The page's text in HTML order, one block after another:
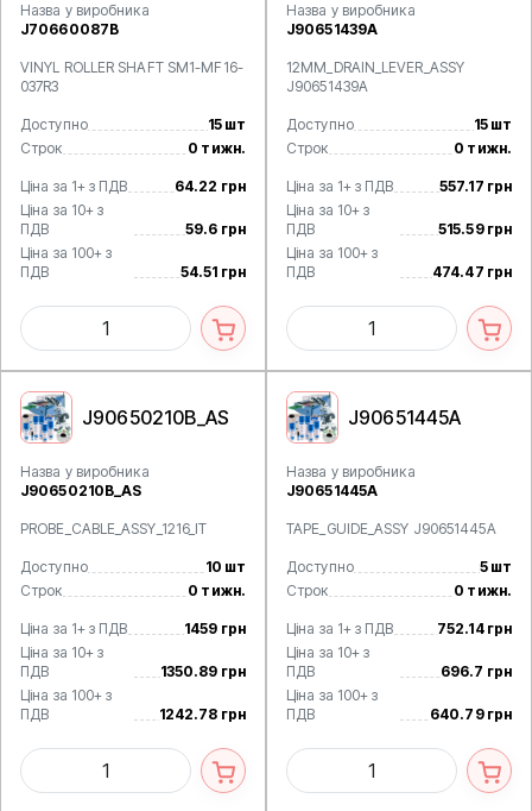
Назва у виробника
J70660087B
VINYL ROLLER SHAFT SM1-MF16-
037R3
Доступно
15 шт
Строк
0 тижн.
Ціна за 1+ з ПДВ
64.22 грн
Ціна за 10+ з
ПДВ
59.6 грн
Ціна за 100+ з
ПДВ
54.51 грн
Назва у виробника
J90651439A
12MM_DRAIN_LEVER_ASSY
J90651439A
Доступно
15 шт
Строк
0 тижн.
Ціна за 1+ з ПДВ
557.17 грн
Ціна за 10+ з
ПДВ
515.59 грн
Ціна за 100+ з
ПДВ
474.47 грн
J90650210B_AS
Назва у виробника
J90650210B_AS
PROBE_CABLE_ASSY_1216_IT
Доступно
10 шт
Строк
0 тижн.
Ціна за 1+ з ПДВ
1459 грн
Ціна за 10+ з
ПДВ
1350.89 грн
Ціна за 100+ з
ПДВ
1242.78 грн
J90651445A
Назва у виробника
J90651445A
TAPE_GUIDE_ASSY J90651445A
Доступно
5 шт
Строк
0 тижн.
Ціна за 1+ з ПДВ
752.14 грн
Ціна за 10+ з
ПДВ
696.7 грн
Ціна за 100+ з
ПДВ
640.79 грн